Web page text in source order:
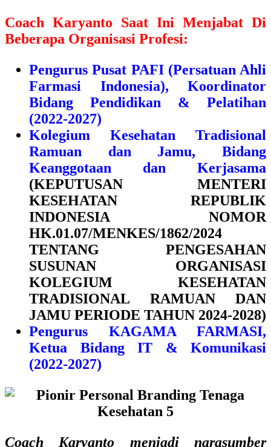
Coach Karyanto Saat Ini Menjabat Di
Beberapa Organisasi Profesi:
Pengurus Pusat PAFI (Persatuan Ahli
Farmasi Indonesia), Koordinator
Bidang Pendidikan & Pelatihan
(2022-2027)
Kolegium Kesehatan Tradisional
Ramuan dan Jamu, Bidang
Keanggotaan dan Kerjasama
(KEPUTUSAN MENTERI
KESEHATAN REPUBLIK
INDONESIA NOMOR
HK.01.07/MENKES/1862/2024
TENTANG PENGESAHAN
SUSUNAN ORGANISASI
KOLEGIUM KESEHATAN
TRADISIONAL RAMUAN DAN
JAMU PERIODE TAHUN 2024-2028)
Pengurus KAGAMA FARMASI,
Ketua Bidang IT & Komunikasi
(2022-2027)
Coach Karyanto menjadi narasumber